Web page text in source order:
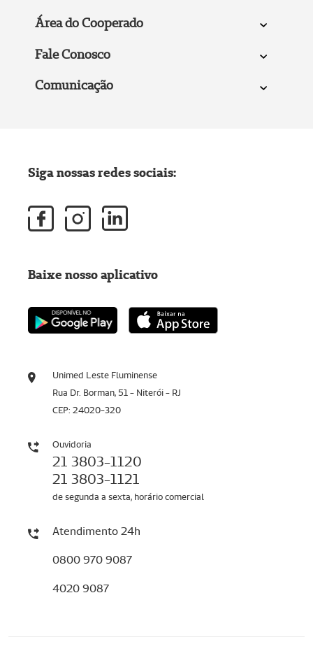
Área do Cooperado
Fale Conosco
Comunicação
Unimed Leste Fluminense
Rua Dr. Borman, 51 - Niterói - RJ
CEP: 24020-320
Ouvidoria
21 3803-1120
21 3803-1121
de segunda a sexta, horário comercial
Atendimento 24h
0800 970 9087
4020 9087
Siga nossas redes sociais:
Baixe nosso aplicativo